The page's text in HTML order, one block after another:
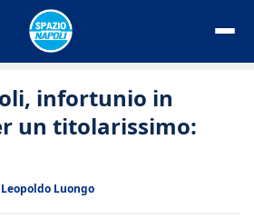
infortunio in
un titolarissimo:
Luongo